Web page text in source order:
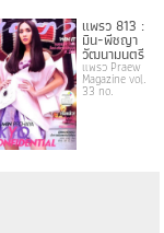
แพรว 813 :
มิน-พีชญา
วัฒนามนตรี
แพรว Praew
Magazine vol.
33 no.